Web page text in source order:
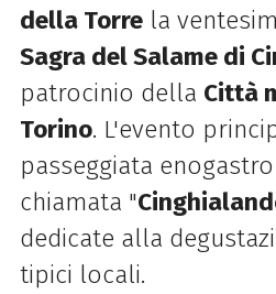
della Torrela
Sagra del Salame di
patrocinio della Città
Torino. L'evento
passeggiata
chiamata "
dedicate alla
tipici locali.